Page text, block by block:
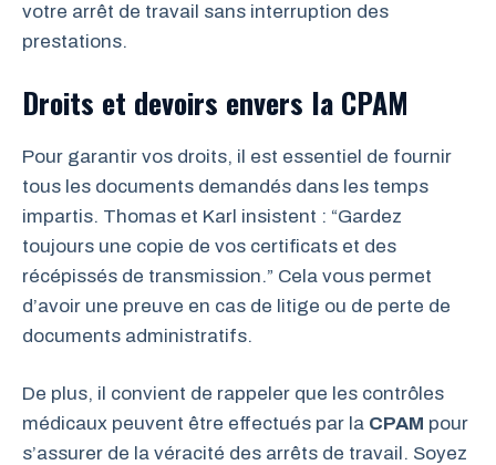
votre arrêt de travail sans interruption des
prestations.
Droits et devoirs envers la CPAM
Pour garantir vos droits, il est essentiel de fournir
tous les documents demandés dans les temps
impartis. Thomas et Karl insistent : “Gardez
toujours une copie de vos certificats et des
récépissés de transmission.” Cela vous permet
d’avoir une preuve en cas de litige ou de perte de
documents administratifs.
De plus, il convient de rappeler que les contrôles
médicaux peuvent être effectués par la CPAM pour
s’assurer de la véracité des arrêts de travail. Soyez